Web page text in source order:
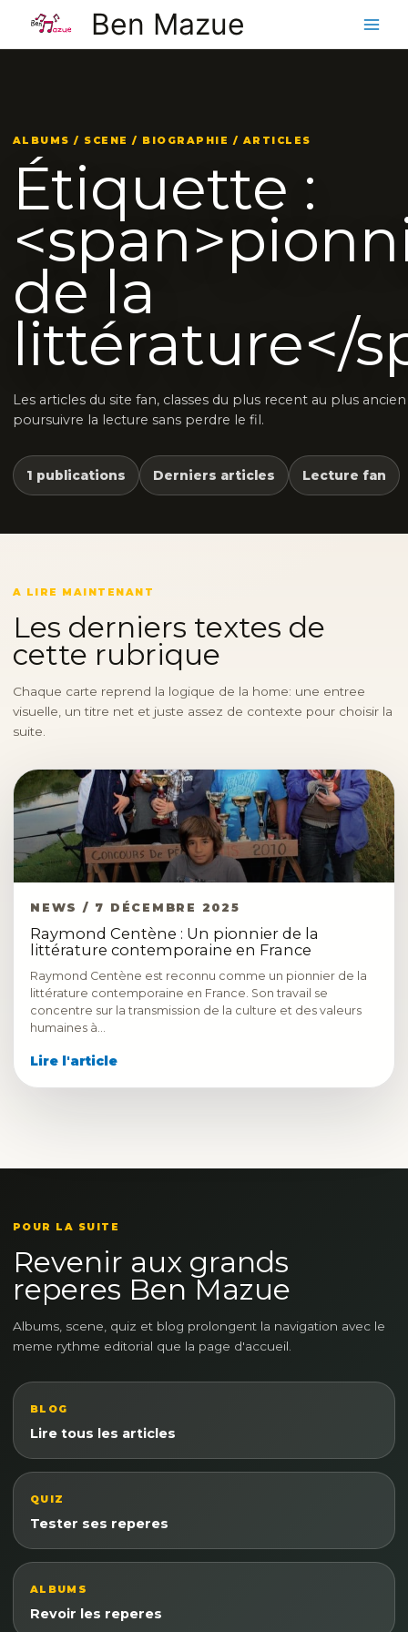
contenu
Ben Mazue
ALBUMS / SCENE / BIOGRAPHIE / ARTICLES
Étiquette :
de la
littérature</
Les articles du site fan, classes du plus recent au plus
poursuivre la lecture sans perdre le fil.
1 publications Derniers articles Lecture fan
A LIRE MAINTENANT
Les derniers textes de
cette rubrique
Chaque carte reprend la logique de la home: une entree
visuelle, un titre net et juste assez de contexte pour choisir la
suite.
NEWS / 7 DÉCEMBRE 2025
Raymond Centène : Un pionnier de la
littérature contemporaine en France
Raymond Centène est reconnu comme un pionnier de la
littérature contemporaine en France. Son travail se
concentre sur la transmission de la culture et des valeurs
humaines à…
Lire l'article
POUR LA SUITE
Revenir aux grands
reperes Ben Mazue
Albums, scene, quiz et blog prolongent la navigation avec le
meme rythme editorial que la page d'accueil.
BLOG
Lire tous les articles
QUIZ
Tester ses reperes
ALBUMS
Revoir les reperes